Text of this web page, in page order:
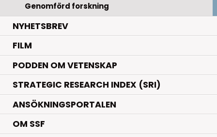
Genomförd forskning
NYHETSBREV
FILM
PODDEN OM VETENSKAP
STRATEGIC RESEARCH INDEX (SRI)
ANSÖKNINGSPORTALEN
OM SSF